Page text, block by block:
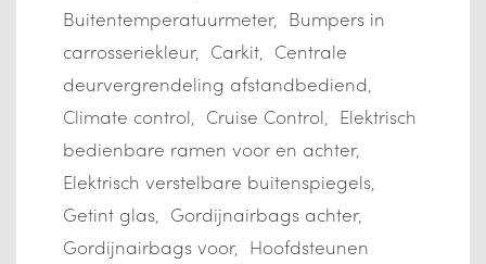
Buitentemperatuurmeter
Bumpers in
carrosseriekleur
Carkit
Centrale
deurvergrendeling afstandbediend
Climate control
Cruise Control
Elektrisch
bedienbare ramen voor en achter
Elektrisch verstelbare buitenspiegels
Getint glas
Gordijnairbags achter
Gordijnairbags voor
Hoofdsteunen